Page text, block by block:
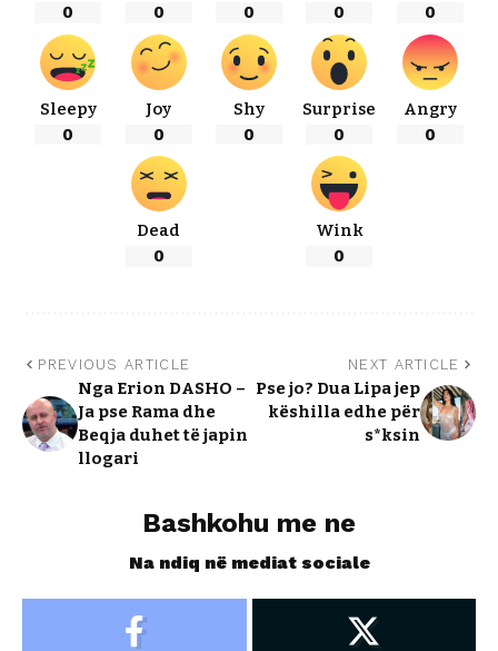
0
0
0
0
0
Sleepy
0
Joy
0
Shy
0
Surprise
0
Angry
0
Dead
0
Wink
0
PREVIOUS ARTICLE
Nga Erion DASHO –
Ja pse Rama dhe
Beqja duhet të japin
llogari
NEXT ARTICLE
Pse jo? Dua Lipa jep
këshilla edhe për
s*ksin
Bashkohu me ne
Na ndiq në mediat sociale